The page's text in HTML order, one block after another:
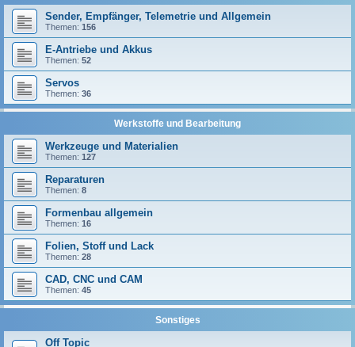
Sender, Empfänger, Telemetrie und Allgemein
Themen: 156
E-Antriebe und Akkus
Themen: 52
Servos
Themen: 36
Werkstoffe und Bearbeitung
Werkzeuge und Materialien
Themen: 127
Reparaturen
Themen: 8
Formenbau allgemein
Themen: 16
Folien, Stoff und Lack
Themen: 28
CAD, CNC und CAM
Themen: 45
Sonstiges
Off Topic